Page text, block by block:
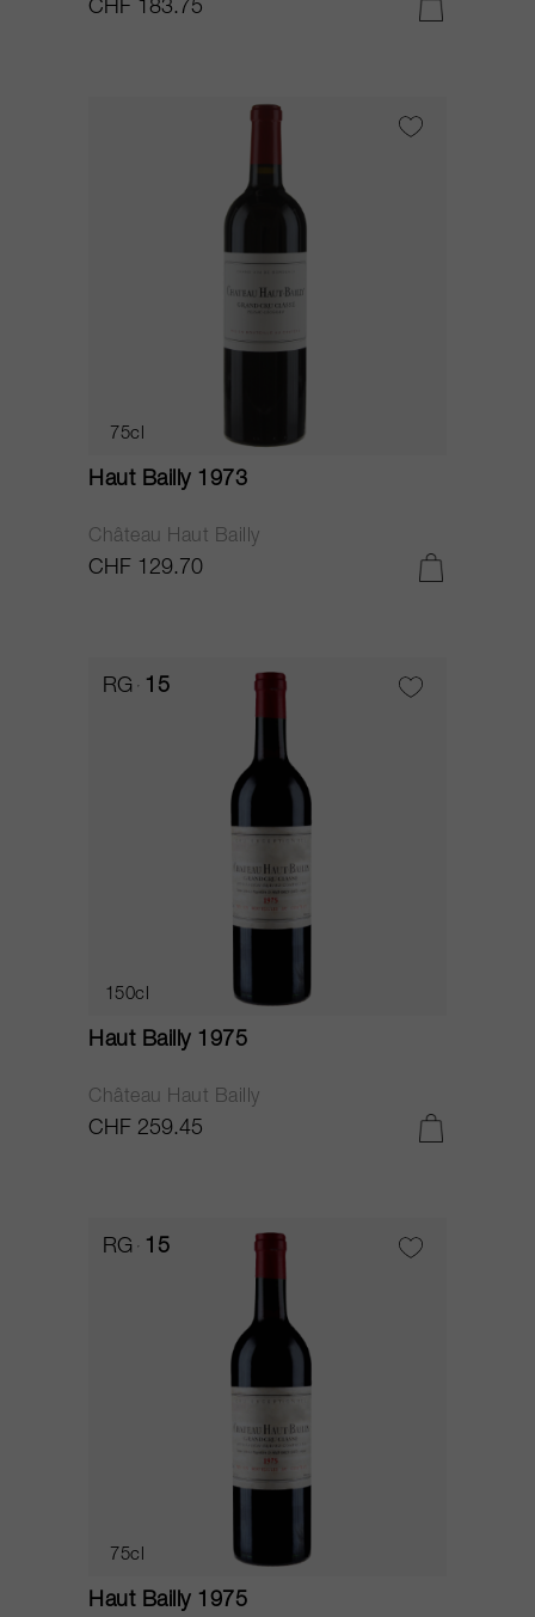
CHF 183.75
75cl
Haut Bailly 1973
Château Haut Bailly
CHF 129.70
RG 15
150cl
Haut Bailly 1975
Château Haut Bailly
CHF 259.45
RG 15
75cl
Haut Bailly 1975